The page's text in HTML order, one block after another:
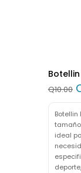
Q10.00
Botellin
ideal